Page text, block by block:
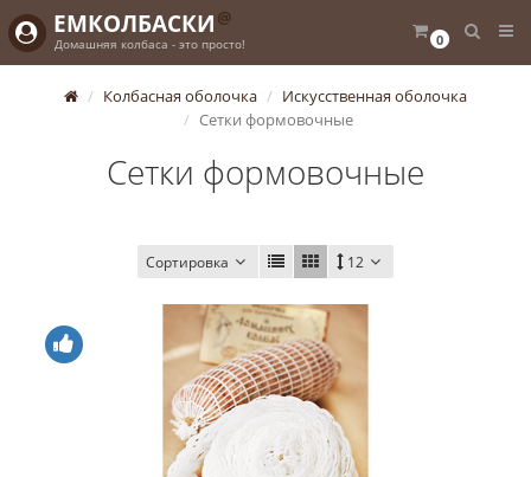
0
ЕМКОЛБАСКИ @
Домашняя колбаса - это просто!
Колбасная оболочка
Искусственная оболочка
Сетки формовочные
Сетки формовочные
Сортировка 12